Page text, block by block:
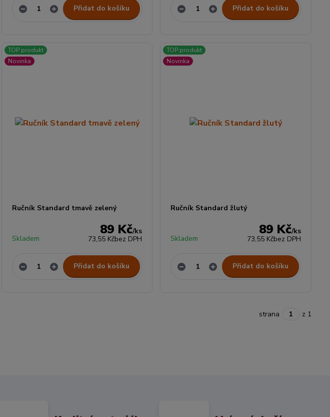
Přidat do košíku Přidat do košíku
TOP produkt
Novinka
Ručník Standard tmavě zelený
89 Kč/ks
73,55 Kčbez DPH
Skladem
Přidat do košíku
TOP produkt
Novinka
Ručník Standard žlutý
89 Kč/ks
73,55 Kčbez DPH
Skladem
Přidat do košíku
strana z 1